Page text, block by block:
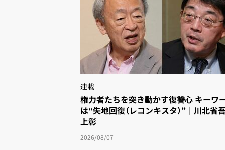
連載
権力者たちを突き動かす復讐心 キーワ
は“失地回復（レコンキスタ）”｜川北省
上彰
2026/08/07